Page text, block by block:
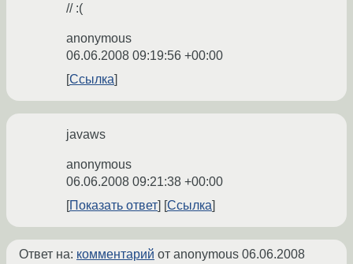
// :(
anonymous
06.06.2008 09:19:56 +00:00
Ссылка
javaws
anonymous
06.06.2008 09:21:38 +00:00
Показать ответ
Ссылка
Ответ на: комментарий от anonymous 06.06.2008